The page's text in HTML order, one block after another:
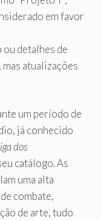
em favor
ou detalhes de
atualizações
um período de
já conhecido
dos
catálogo. As
uma alta
combate,
de arte, tudo